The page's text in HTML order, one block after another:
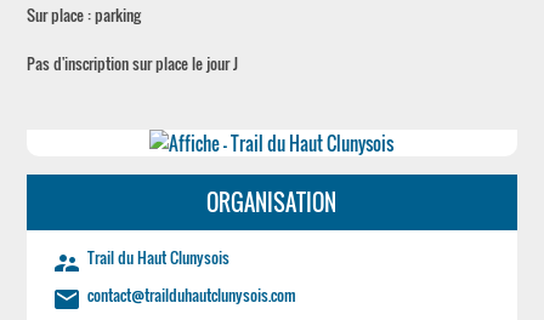
Sur place : parking
Pas d'inscription sur place le jour J
ORGANISATION
supervisor_account Trail du Haut Clunysois
email contact@trailduhautclunysois.com